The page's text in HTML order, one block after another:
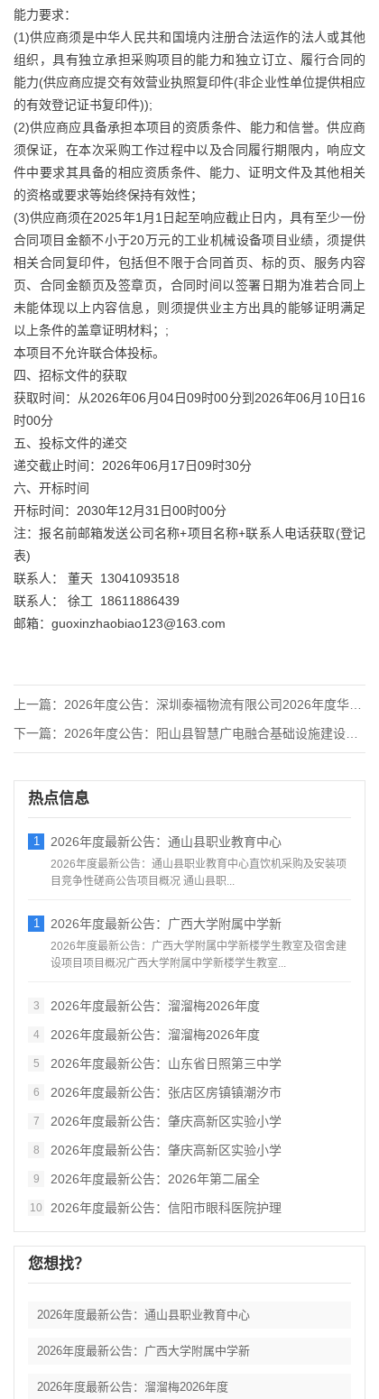
能力要求：
(1)供应商须是中华人民共和国境内注册合法运作的法人或其他
组织，具有独立承担采购项目的能力和独立订立、履行合同的
能力(供应商应提交有效营业执照复印件(非企业性单位提供相应
的有效登记证书复印件));
(2)供应商应具备承担本项目的资质条件、能力和信誉。供应商
须保证，在本次采购工作过程中以及合同履行期限内，响应文
件中要求其具备的相应资质条件、能力、证明文件及其他相关
的资格或要求等始终保持有效性；
(3)供应商须在2025年1月1日起至响应截止日内，具有至少一份
合同项目金额不小于20万元的工业机械设备项目业绩，须提供
相关合同复印件，包括但不限于合同首页、标的页、服务内容
页、合同金额页及签章页，合同时间以签署日期为准若合同上
未能体现以上内容信息，则须提供业主方出具的能够证明满足
以上条件的盖章证明材料；;
本项目不允许联合体投标。
四、招标文件的获取
获取时间：从2026年06月04日09时00分到2026年06月10日16
时00分
五、投标文件的递交
递交截止时间：2026年06月17日09时30分
六、开标时间
开标时间：2030年12月31日00时00分
注：报名前邮箱发送公司名称+项目名称+联系人电话获取(登记
表)
联系人： 董天 13041093518
联系人： 徐工 18611886439
邮箱：guoxinzhaobiao123@163.com
上一篇： 2026年度公告：深圳泰福物流有限公司2026年度华北运输服
下一篇： 2026年度公告：阳山县智慧广电融合基础设施建设项目一广电融
热点信息
1 2026年度最新公告：通山县职业教育中心
2026年度最新公告：通山县职业教育中心直饮机采购及安装项
目竞争性磋商公告项目概况 通山县职...
1 2026年度最新公告：广西大学附属中学新
2026年度最新公告：广西大学附属中学新楼学生教室及宿舍建
设项目项目概况广西大学附属中学新楼学生教室...
3 2026年度最新公告：溜溜梅2026年度
4 2026年度最新公告：溜溜梅2026年度
5 2026年度最新公告：山东省日照第三中学
6 2026年度最新公告：张店区房镇镇潮汐市
7 2026年度最新公告：肇庆高新区实验小学
8 2026年度最新公告：肇庆高新区实验小学
9 2026年度最新公告：2026年第二届全
10 2026年度最新公告：信阳市眼科医院护理
您想找？
2026年度最新公告：通山县职业教育中心
2026年度最新公告：广西大学附属中学新
2026年度最新公告：溜溜梅2026年度